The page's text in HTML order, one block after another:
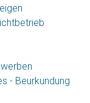
- Beurkundung